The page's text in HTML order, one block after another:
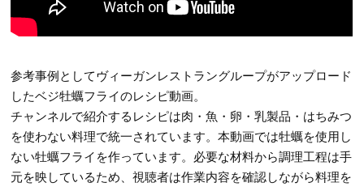
参考事例としてヴィーガンレストラングループがアップロード
したベジ牡蠣フライのレシピ動画。
チャンネルで紹介するレシピは肉・魚・卵・乳製品・はちみつ
を使わない料理で統一されています。本動画では牡蠣を使用し
ない牡蠣フライを作っています。必要な材料から調理工程は手
元を映しているため、視聴者は作業内容を確認しながら料理を